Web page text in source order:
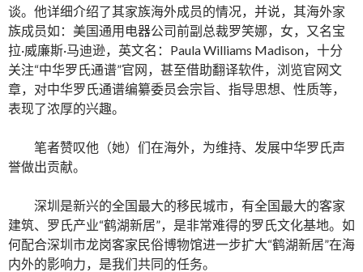
谈。他详细介绍了其家族海外成员的情况，并说，其海外家
族成员如：美国通用电器公司前副总裁罗笑娜，女， 又名宝
拉·威廉斯·马迪逊，英文名：Paula Williams Madison， 十分
关注“中华罗氏通谱”官网，甚至借助翻译软件，浏览官网文
章，对中华罗氏通谱编纂委员会宗旨、指导思想、性质等，
表现了浓厚的兴趣。
笔者赞叹他（她）们在海外，为维持、发展中华罗氏声
誉做出贡献。
深圳是新兴的全国最大的移民城市，有全国最大的客家
建筑、罗氏产业“鹤湖新居”，是非常难得的罗氏文化基地。如
何配合深圳市龙岗客家民俗博物馆进一步扩大“鹤湖新居”在海
内外的影响力，是我们共同的任务。